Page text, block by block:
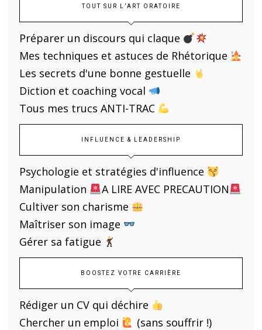
TOUT SUR L’ART ORATOIRE
Préparer un discours qui claque
Mes techniques et astuces de Rhétorique
Les secrets d'une bonne gestuelle
Diction et coaching vocal
Tous mes trucs ANTI-TRAC
INFLUENCE & LEADERSHIP
Psychologie et stratégies d'influence
Manipulation
A LIRE AVEC PRECAUTION
Cultiver son charisme
Maîtriser son image
Gérer sa fatigue
BOOSTEZ VOTRE CARRIÈRE
Rédiger un CV qui déchire
Chercher un emploi
(sans souffrir !)